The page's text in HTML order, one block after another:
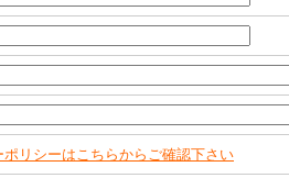
ポリシーはこちらからご確認下さい